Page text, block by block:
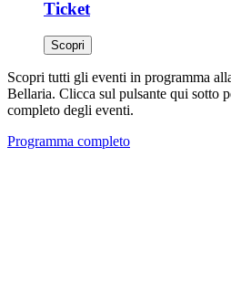
Ticket
Scopri
Scopri tutti gli eventi in programma
Bellaria. Clicca sul pulsante qui sotto
completo degli eventi.
Programma completo